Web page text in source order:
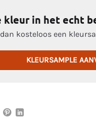
kleur in het echt
kosteloos een
KLEURSAMPLE